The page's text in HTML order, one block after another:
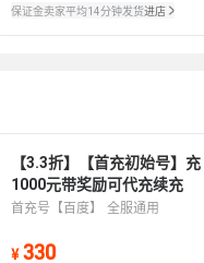
保证金卖家平均14分钟发货进店
【3.3折】【首充初始号】充
1000元带奖励可代充续充
首充号【百度】 全服通用
¥ 330